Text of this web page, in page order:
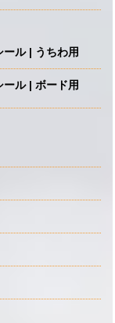
ル | うちわ用
ル | ボード用